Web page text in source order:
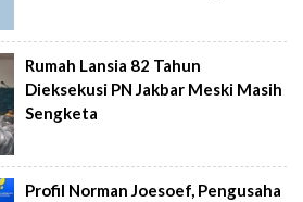
Rumah Lansia 82 Tahun
Dieksekusi PN Jakbar Meski Masih
Sengketa
Profil Norman Joesoef, Pengusaha